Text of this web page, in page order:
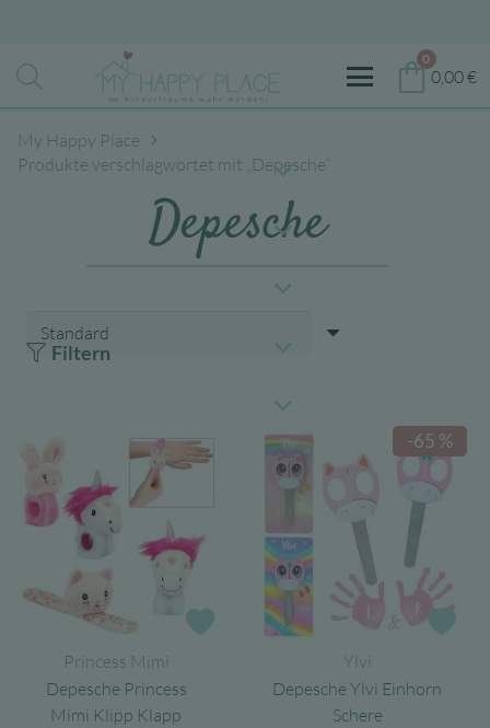
0
0,00€
My Happy Place
Produkte verschlagwortet mit „Depesche“
Depesche
Filtern
Zur Wunschliste
Princess Mimi
Depesche Princess
Mimi Klipp Klapp
-65 %
Ylvi
Depesche Ylvi Einhorn
Schere